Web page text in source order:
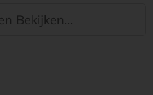
Bekijken...